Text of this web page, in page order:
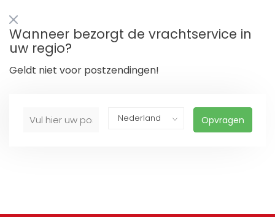
Wanneer bezorgt de vrachtservice in
uw regio?
Geldt niet voor postzendingen!
Opvragen